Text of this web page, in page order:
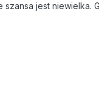
jest niewielka.